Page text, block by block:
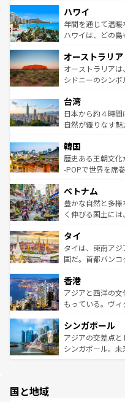
ば市内交通費無料で
着のスイス情報は
のような巨大都市
ンメントが詰ま
西部には大自然
部のニューオーリ
文化が魅力。旅行
しみながら、そ
ならではの贅沢な旅のスタイ
情報はコンテンツ
ハワイ
年間を通じて温
ハワイは、どの
ワイ島は見逃せな
島だが、静かな自
おすすめ。エメ
れるおもてなしの
人々、おいしい
ク、伝統的なフ
ワイを、存分に味わってほしい
はコンテンツ一覧
オーストラリア
オーストラリアは
シドニーのシン
リアリーフや大陸
ク）、タスマニ
ど、見どころが
いる。アクティビ
ビング、ハイキ
い。オーストラ
参照してほしい。
台湾
日本から約４時
自然が織りなす
ン）、静ひつな山
と山間の静けさ
驚きをもたらし
容にもいいと評判
が味
照してほしい。
韓国
歴史ある王朝文
-POPで世界を席
き、地方に足を延
できる。そして
まで、さまざま
リティに包まれな
覧を参照してほし
ベトナム
豊かな自然と多
く伸びる国土に
急速な発展と共に
ーチミン市のフ
醸し出している
とつ。フォーやバ
ひ現地で味わい
が旅行者を迎え
参照してほしい。
タイ
タイは、東南ア
国だ。首都バン
の活気が交差して
帯で自然と触れ
いビーチでリゾ
激する。気候は一
が待っている。
た文化、そして
香港
アジアと西洋の
もっている。ヴ
み、どこを訪れて
ており、効率よ
うな絶景から文
シンガポール
アジアの交差点
シンガポール。
国と地域